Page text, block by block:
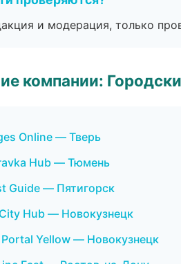
и модерация, только
компании:
Online — Тверь
Hub — Тюмень
Guide — Пятигорск
Hub — Новокузнецк
Yellow — Новокузнецк